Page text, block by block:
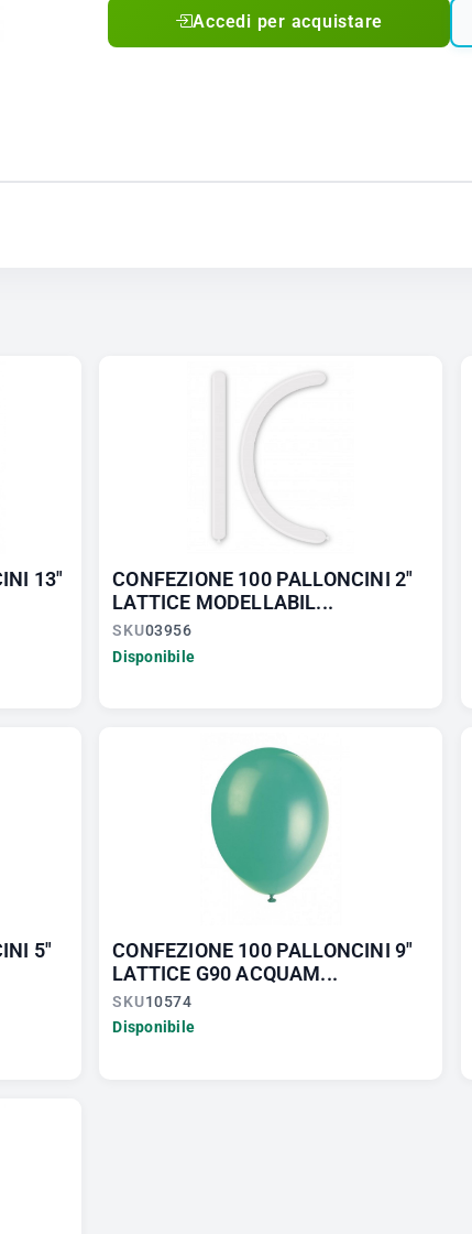
Accedi per acquistare
13"
CONFEZIONE 100 PALLONCINI 2"
LATTICE MODELLABIL...
SKU03956
Disponibile
5"
CONFEZIONE 100 PALLONCINI 9"
LATTICE G90 ACQUAM...
SKU10574
Disponibile